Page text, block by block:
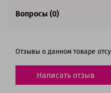
Вопросы (0)
Отзывы о данном товаре
Написать отзыв